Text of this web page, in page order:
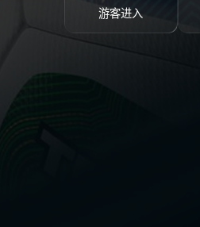
游客进入